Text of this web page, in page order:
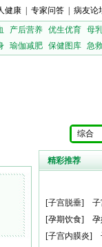
健康 专家问答 病友论
产后营养 优生优育 母
瑜伽减肥 保健图库 急
综合
精彩推荐
[子宫脱垂]
[孕期饮食]
孕
[子宫内膜炎]